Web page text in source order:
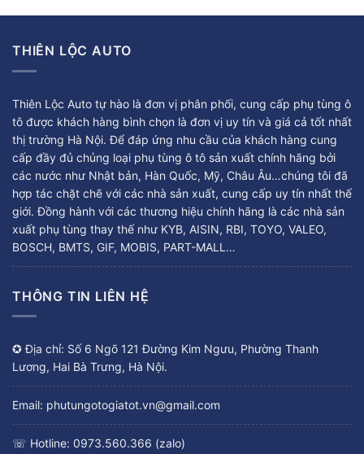
THIÊN LỘC AUTO
Thiên Lộc Auto tự hào là đơn vị phân phối, cung cấp phụ tùng ô
tô được khách hàng bình chọn là đơn vị uy tín và giá cả tốt nhất
thị trường Hà Nội. Để đáp ứng nhu cầu của khách hàng cung
cấp đầy đủ chủng loại phụ tùng ô tô sản xuất chính hãng bởi
các nước như Nhật bản, Hàn Quốc, Mỹ, Châu Âu…chúng tôi đã
hợp tác chặt chẽ với các nhà sản xuất, cung cấp uy tín nhất thế
giới. Đồng hành với các thương hiệu chính hãng là các nhà sản
xuất phụ tùng thay thế như KYB, AISIN, RBI, TOYO, VALEO,
BOSCH, BMTS, GIF, MOBIS, PART-MALL…
THÔNG TIN LIÊN HỆ
✪ Địa chỉ: Số 6 Ngõ 121 Đường Kim Ngưu, Phường Thanh
Lương, Hai Bà Trưng, Hà Nội.
Email: phutungotogiatot.vn@gmail.com
☏ Hotline: 0973.560.366 (zalo)